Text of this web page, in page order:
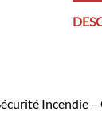
Incendie